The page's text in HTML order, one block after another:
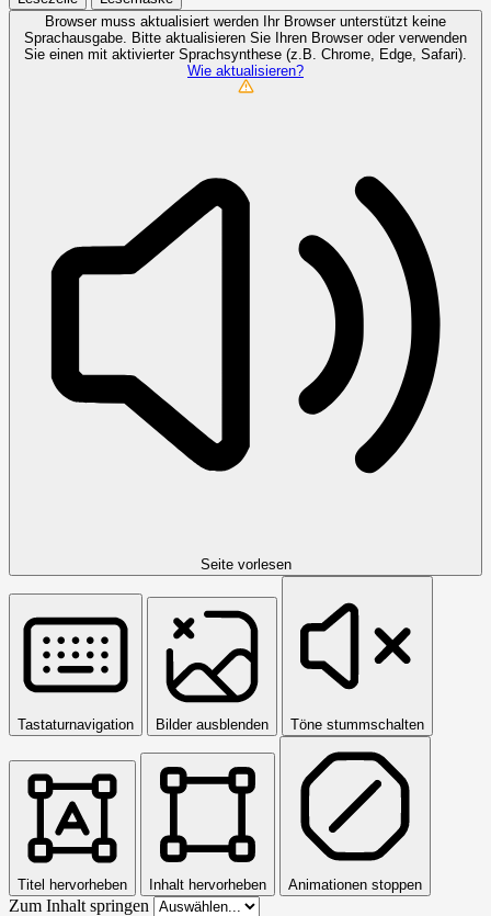
Browser muss aktualisiert werden
Ihr Browser unterstützt keine
Sprachausgabe. Bitte aktualisieren Sie Ihren Browser oder verwenden
Sie einen mit aktivierter Sprachsynthese (z.B. Chrome, Edge, Safari).
Wie aktualisieren?
Seite vorlesen
Tastaturnavigation Bilder ausblenden Töne stummschalten
Titel hervorheben Inhalt hervorheben Animationen stoppen
Zum Inhalt springen